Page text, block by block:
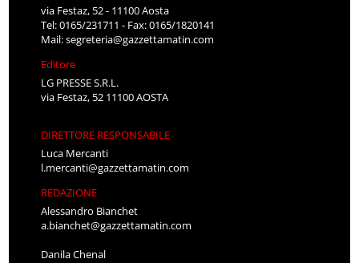
via Festaz, 52 - 11100 Aosta
Tel: 0165/231711 - Fax: 0165/1820141
Mail:segreteria@gazzettamatin.com
Editore
LG PRESSE S.R.L.
via Festaz, 52 11100 AOSTA
DIRETTORE RESPONSABILE
Luca Mercanti
l.mercanti@gazzettamatin.com
REDAZIONE
Alessandro Bianchet
a.bianchet@gazzettamatin.com
Danila Chenal